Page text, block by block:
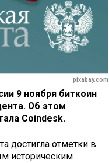
pixabay.com
9 ноября биткоин
Об этом
Coindesk.
достигла отметки в
историческим